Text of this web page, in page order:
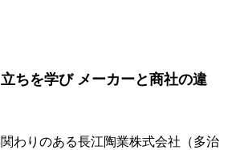
ちを学び メーカーと商社の違
わりのある長江陶業株式会社（多治